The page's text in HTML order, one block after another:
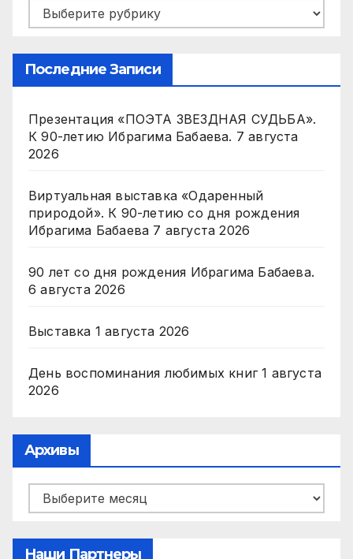
Рубрики
Последние Записи
Презентация «ПОЭТА ЗВЕЗДНАЯ СУДЬБА».
К 90-летию Ибрагима Бабаева. 7 августа
2026
Виртуальная выставка «Одаренный
природой». К 90-летию со дня рождения
Ибрагима Бабаева 7 августа 2026
90 лет со дня рождения Ибрагима Бабаева.
6 августа 2026
Выставка 1 августа 2026
День воспоминания любимых книг 1 августа
2026
Архивы
Архивы
Наши Партнеры